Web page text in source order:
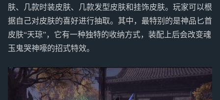
肤、几款时装皮肤、几款发型皮肤和挂饰皮肤。玩家可以根
据自己对皮肤的喜好进行抽取。其中，最特别的是神品匕首
皮肤“天琼”，它有一种独特的收纳方式，装配上后会改变魂
玉鬼哭神嚎的招式特效。